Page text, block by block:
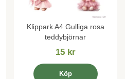
Klippark A4 Gulliga rosa
teddybjörnar
15 kr
Köp